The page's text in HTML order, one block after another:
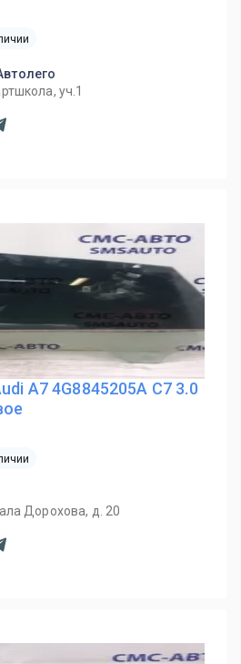
уч.1
A7 4G8845205A C7 3.0
Дорохова, д. 20